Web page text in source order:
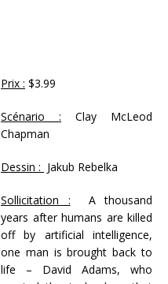
Prix : $3.99
Scénario : Clay McLeod
Chapman
Dessin : Jakub Rebelka
Sollicitation : A thousand
years after humans are killed
off by artificial intelligence,
one man is brought back to
life – David Adams, who